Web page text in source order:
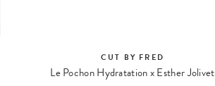
CUT BY FRED
Le Pochon Hydratation x Esther Jolivet